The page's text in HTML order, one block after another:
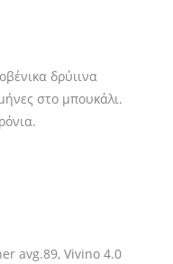
δρύιινα
στο μπουκάλι.
avg.89, Vivino 4.0